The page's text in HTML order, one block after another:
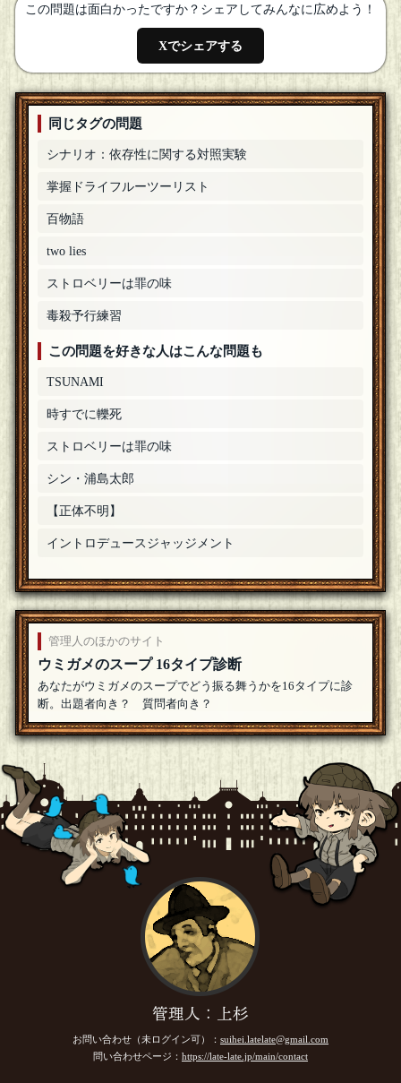
出題ありがとうございました～！ この間アパホテルに泊ま
ったらアパ社長カレーなるものを貰いました。
出題お疲れ様でした🍅温めた後50回振ると美味しくなるらし
いですね[25年06月21日 22:40]
あさまち
出題ありがとうございました。
シュガー⭐︎
[25年06月
21日 22:36]
ダニー
り無印のバターチキンよね。
出題ありがとうございました！[25年06月21日 22:12]
猫判
参加します。
遠木ピエロ
参加します！[25年06月21日 13:55]
参加します。よろしくお願いします。
オレンジきゅうり
YJM
参加します。[25年06月17日 22:49]
餅肌餅（嘘）
参加します。
[25年06月17日 17:38]
☆☆
すまし加参[25年06月17日 14:56]
手弁当
参加します
[25年06月17日 11:45]
まきや
こそりと復帰
[25年06月17日 03:14]
niji🌈
参加します。[25年06月16日 22:37]
[25年06月16日 21:58]
[25年06月16日 12:13]
[25年06月16日 11:12]
kiraku[２００回良質問]
参加します。[25年06月16日 08:05]
この問題は面白かったですか？シェアしてみんなに広めよう！
Xでシェアする
同じタグの問題
シナリオ：依存性に関する対照実験
掌握ドライフルーツーリスト
百物語
two lies
ストロベリーは罪の味
毒殺予行練習
この問題を好きな人はこんな問題も
TSUNAMI
時すでに轢死
ストロベリーは罪の味
シン・浦島太郎
【正体不明】
イントロデュースジャッジメント
管理人のほかのサイト
ウミガメのスープ 16タイプ診断
あなたがウミガメのスープでどう振る舞うかを16タイプに診
断。出題者向き？ 質問者向き？
管理人：上杉
お問い合わせ（未ログイン可）： suihei.latelate@gmail.com
問い合わせページ： https://late-late.jp/main/contact